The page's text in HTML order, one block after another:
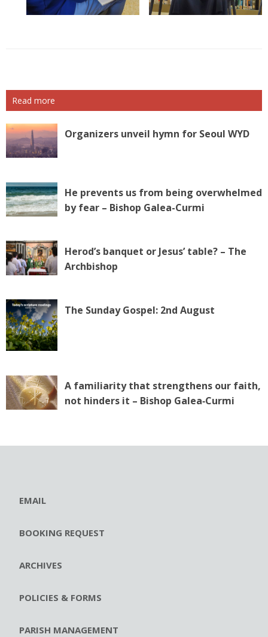
Read more
Organizers unveil hymn for Seoul WYD
He prevents us from being overwhelmed
by fear – Bishop Galea-Curmi
Herod’s banquet or Jesus’ table? – The
Archbishop
The Sunday Gospel: 2nd August
A familiarity that strengthens our faith,
not hinders it – Bishop Galea‑Curmi
EMAIL
BOOKING REQUEST
ARCHIVES
POLICIES & FORMS
PARISH MANAGEMENT